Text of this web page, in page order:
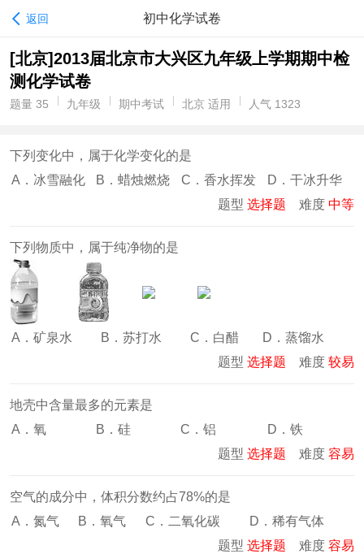
返回 初中化学试卷
[北京]2013届北京市大兴区九年级上学期期中检
测化学试卷
题量 35 九年级 期中考试 北京 适用 人气 1323
下列变化中，属于化学变化的是
A．冰雪融化
B．蜡烛燃烧 C．香水挥发
D．干冰升华
题型 选择题 难度 中等
下列物质中，属于纯净物的是
A．矿泉水 B．苏打水 C．白醋
D．蒸馏水
题型 选择题 难度 较易
地壳中含量最多的元素是
A．氧
B．硅 C．铝
D．铁
题型 选择题 难度 容易
空气的成分中，体积分数约占78%的是
A．氮气
B．氧气 C．二氧化碳
D．稀有气体
题型 选择题 难度 容易